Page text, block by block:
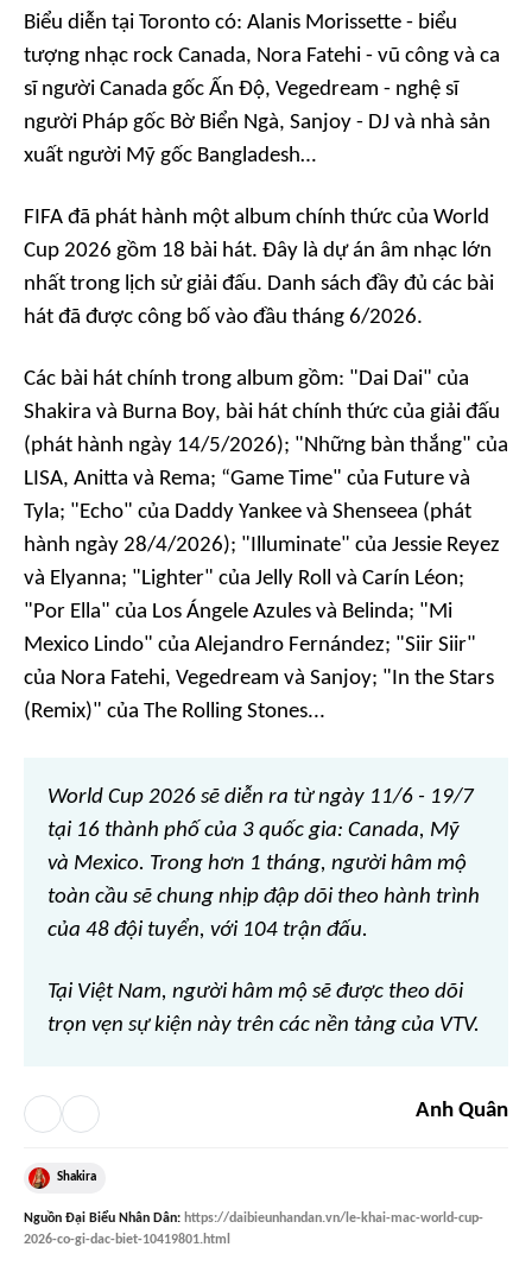
Biểu diễn tại Toronto có: Alanis Morissette - biểu
tượng nhạc rock Canada, Nora Fatehi - vũ công và ca
sĩ người Canada gốc Ấn Độ, Vegedream - nghệ sĩ
người Pháp gốc Bờ Biển Ngà, Sanjoy - DJ và nhà sản
xuất người Mỹ gốc Bangladesh…
FIFA đã phát hành một album chính thức của World
Cup 2026 gồm 18 bài hát. Đây là dự án âm nhạc lớn
nhất trong lịch sử giải đấu. Danh sách đầy đủ các bài
hát đã được công bố vào đầu tháng 6/2026.
Các bài hát chính trong album gồm: "Dai Dai" của
Shakira và Burna Boy, bài hát chính thức của giải đấu
(phát hành ngày 14/5/2026); "Những bàn thắng" của
LISA, Anitta và Rema; “Game Time" của Future và
Tyla; "Echo" của Daddy Yankee và Shenseea (phát
hành ngày 28/4/2026); "Illuminate" của Jessie Reyez
và Elyanna; "Lighter" của Jelly Roll và Carín Léon;
"Por Ella" của Los Ángele Azules và Belinda; "Mi
Mexico Lindo" của Alejandro Fernández; "Siir Siir"
của Nora Fatehi, Vegedream và Sanjoy; "In the Stars
(Remix)" của The Rolling Stones...
World Cup 2026 sẽ diễn ra từ ngày 11/6 - 19/7
tại 16 thành phố của 3 quốc gia: Canada, Mỹ
và Mexico. Trong hơn 1 tháng, người hâm mộ
toàn cầu sẽ chung nhịp đập dõi theo hành trình
của 48 đội tuyển, với 104 trận đấu.
Tại Việt Nam, người hâm mộ sẽ được theo dõi
trọn vẹn sự kiện này trên các nền tảng của VTV.
Anh Quân
Shakira
Nguồn Đại Biểu Nhân Dân: https://daibieunhandan.vn/le-khai-mac-world-cup-
2026-co-gi-dac-biet-10419801.html